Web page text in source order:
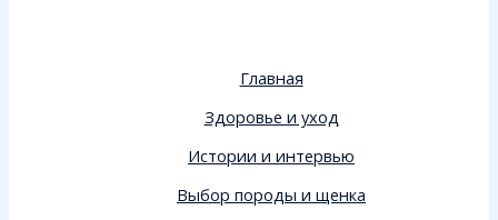
Главная
Здоровье и уход
Истории и интервью
Выбор породы и щенка